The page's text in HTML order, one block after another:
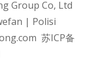
Group Co, Ltd
| Polisi
苏ICP备